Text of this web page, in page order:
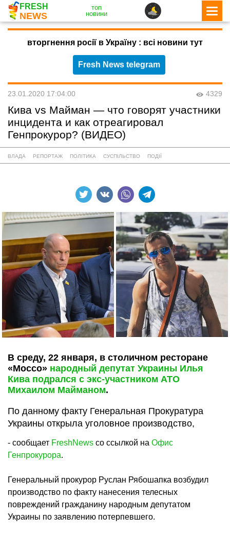
FRESH
NEWS
топ
новини
вторгнення росії в Україну : всі новини тут
Fresh News telegram
23.01.2020 17:04:00 4329
Кива vs Майман — что говорят участники
инцидента и как отреагировал
Генпрокурор? (ВИДЕО)
ВЛАДА РЕПОРТАЖ ПОЛІТИКА СУСПІЛЬСТВО ПОДІЇ
В среду, 22 января, в столичном ресторане
«Mocco» народный депутат Украины Илья
Кива подрался с экс-участником АТО
Михаилом Майманом.
По данному факту Генеральная Прокуратура
Украины открыла уголовное производство,
- сообщает FreshNews cо ссылкой на Офис
Генпрокурора.
Генеральный прокурор Руслан Рябошапка возбудил
производство по факту нанесения телесных
повреждений гражданину народным депутатом
Украины по заявлению потерпевшего.